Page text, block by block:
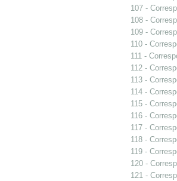
107 -
108 -
109 -
110 -
111 -
112 -
113 -
114 -
115 -
116 -
117 -
118 -
119 -
120 -
121 -